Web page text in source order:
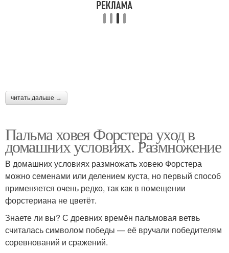
читать дальше →
Пальма ховея Форстера уход в
домашних условиях. Размножение
В домашних условиях размножать ховею Форстера
можно семенами или делением куста, но первый способ
применяется очень редко, так как в помещении
форстериана не цветёт.
Знаете ли вы? С древних времён пальмовая ветвь
считалась символом победы — её вручали победителям
соревнований и сражений.